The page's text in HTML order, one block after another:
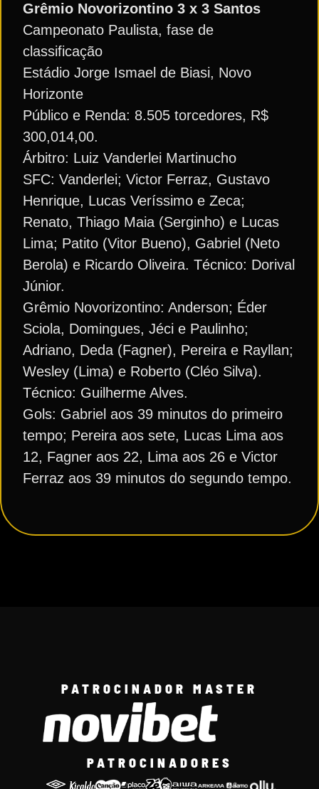
Grêmio Novorizontino 3 x 3 Santos
Campeonato Paulista, fase de
classificação
Estádio Jorge Ismael de Biasi, Novo
Horizonte
Público e Renda: 8.505 torcedores, R$
300,014,00.
Árbitro: Luiz Vanderlei Martinucho
SFC: Vanderlei; Victor Ferraz, Gustavo
Henrique, Lucas Veríssimo e Zeca;
Renato, Thiago Maia (Serginho) e Lucas
Lima; Patito (Vitor Bueno), Gabriel (Neto
Berola) e Ricardo Oliveira. Técnico: Dorival
Júnior.
Grêmio Novorizontino: Anderson; Éder
Sciola, Domingues, Jéci e Paulinho;
Adriano, Deda (Fagner), Pereira e Rayllan;
Wesley (Lima) e Roberto (Cléo Silva).
Técnico: Guilherme Alves.
Gols: Gabriel aos 39 minutos do primeiro
tempo; Pereira aos sete, Lucas Lima aos
12, Fagner aos 22, Lima aos 26 e Victor
Ferraz aos 39 minutos do segundo tempo.
PATROCINADOR MASTER
PATROCINADORES